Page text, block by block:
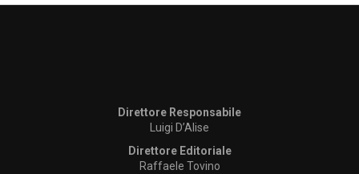
Direttore Responsabile
Luigi D’Alise
Direttore Editoriale
Raffaele Tovino